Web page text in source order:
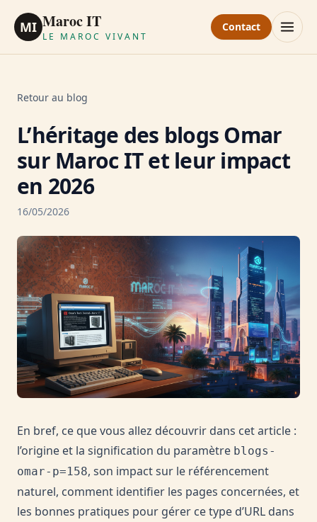
MI Maroc IT
LE MAROC VIVANT
Contact
Retour au blog
L’héritage des blogs Omar
sur Maroc IT et leur impact
en 2026
16/05/2026
En bref, ce que vous allez découvrir dans cet article :
l’origine et la signification du paramètre blogs-
omar-p=158, son impact sur le référencement
naturel, comment identifier les pages concernées, et
les bonnes pratiques pour gérer ce type d’URL dans